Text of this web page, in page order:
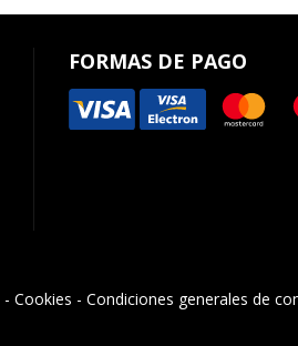
FORMAS DE PAGO
- Cookies - Condiciones generales de